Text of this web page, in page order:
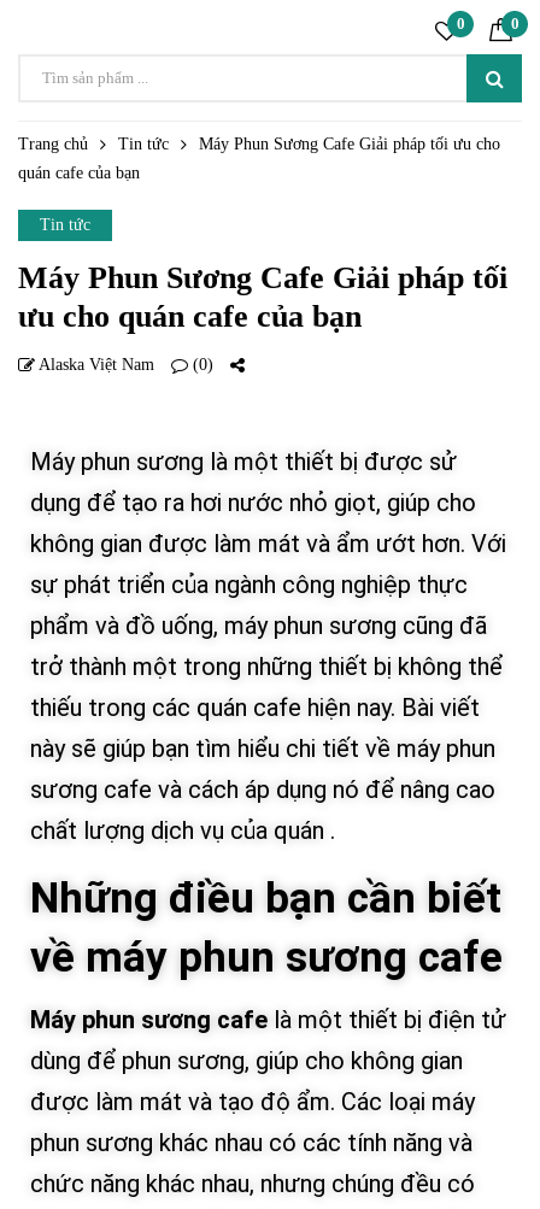
0 0
Trang chủ Tin tức
Máy Phun Sương Cafe Giải pháp tối ưu cho
quán cafe của bạn
Tin tức
Máy Phun Sương Cafe Giải pháp tối
ưu cho quán cafe của bạn
Alaska Việt Nam (0)
Máy phun sương là một thiết bị được sử
dụng để tạo ra hơi nước nhỏ giọt, giúp cho
không gian được làm mát và ẩm ướt hơn. Với
sự phát triển của ngành công nghiệp thực
phẩm và đồ uống, máy phun sương cũng đã
trở thành một trong những thiết bị không thể
thiếu trong các quán cafe hiện nay. Bài viết
này sẽ giúp bạn tìm hiểu chi tiết về máy phun
sương cafe và cách áp dụng nó để nâng cao
chất lượng dịch vụ của quán .
Những điều bạn cần biết
về máy phun sương cafe
Máy phun sương cafe là một thiết bị điện tử
dùng để phun sương, giúp cho không gian
được làm mát và tạo độ ẩm. Các loại máy
phun sương khác nhau có các tính năng và
chức năng khác nhau, nhưng chúng đều có